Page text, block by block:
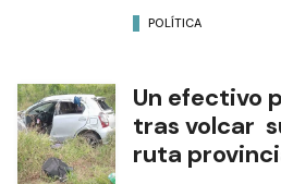
POLÍTICA
Un efectivo
tras volcar
ruta